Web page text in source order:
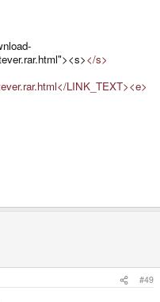
</s>
LINK_TEXT><e>
#49